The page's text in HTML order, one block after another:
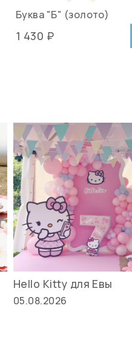
Буква "Б" (золото)
1 430 ₽
Hello Kitty для Евы
05.08.2026